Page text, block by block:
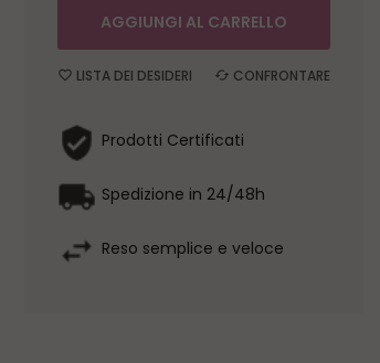
AGGIUNGI AL CARRELLO
LISTA DEI DESIDERI CONFRONTARE
Prodotti Certificati
Spedizione in 24/48h
Reso semplice e veloce